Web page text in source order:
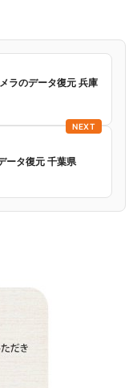
ラのデータ復元 兵庫
NEXT
ータ復元 千葉県